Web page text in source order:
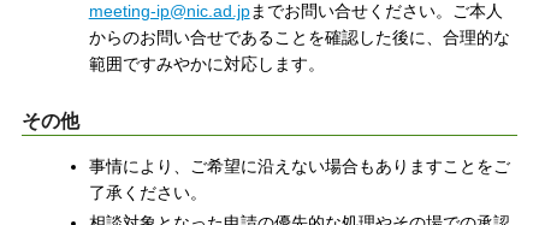
meeting-ip@nic.ad.jpまでお問い合せください。ご本人
からのお問い合せであることを確認した後に、合理的な
範囲ですみやかに対応します。
その他
事情により、ご希望に沿えない場合もありますことをご
了承ください。